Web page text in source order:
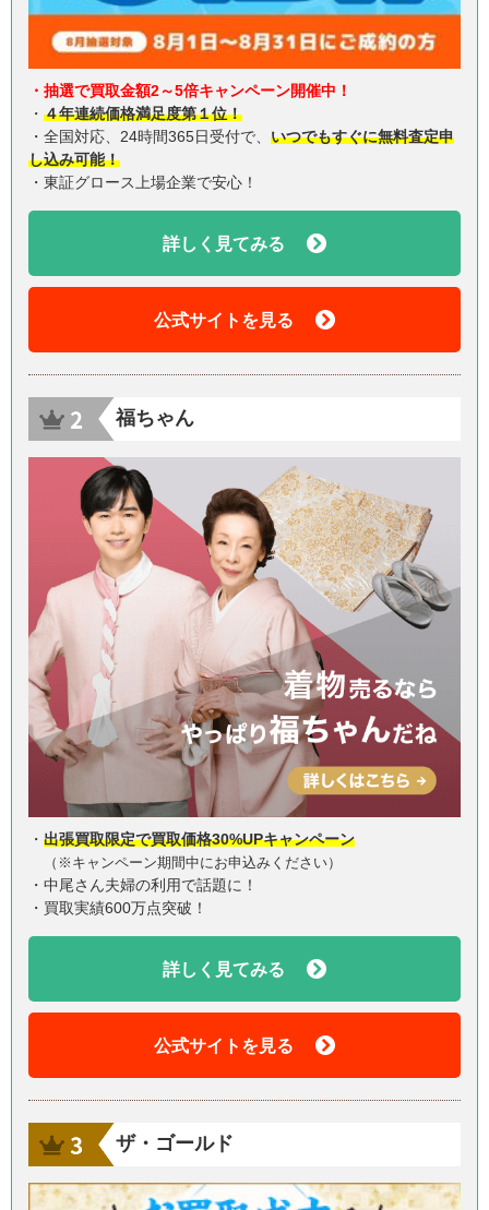
・抽選で買取金額2～5倍キャンペーン開催中！
・ ４年連続価格満足度第１位！
・全国対応、24時間365日受付で、 いつでもすぐに無料査定申
し込み可能！
・東証グロース上場企業で安心！
詳しく見てみる
公式サイトを見る
福ちゃん
・ 出張買取限定で買取価格30%UPキャンペーン
（※キャンペーン期間中にお申込みください）
・中尾さん夫婦の利用で話題に！
・買取実績600万点突破！
詳しく見てみる
公式サイトを見る
ザ・ゴールド